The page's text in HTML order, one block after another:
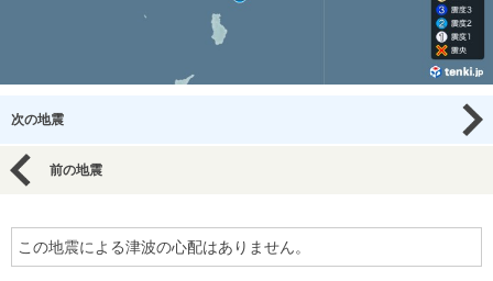
次の地震
前の地震
この地震による津波の心配はありません。